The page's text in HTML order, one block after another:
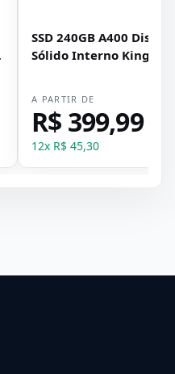
SSD 240GB A400 Disco
Sólido Interno
A PARTIR DE
R$ 399,99
12x R$ 45,30